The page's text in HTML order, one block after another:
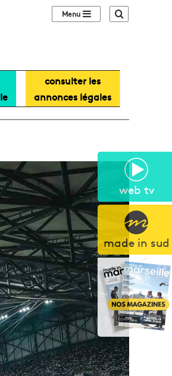
web tv
made in sud
Sidebar (barre
consulter les
annonces légales